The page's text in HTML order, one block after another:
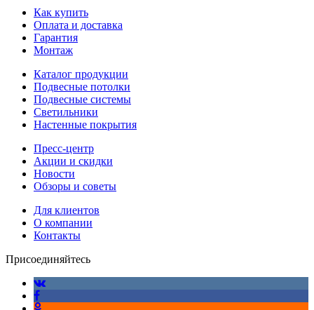
Как купить
Оплата и доставка
Гарантия
Монтаж
Каталог продукции
Подвесные потолки
Подвесные системы
Светильники
Настенные покрытия
Пресс-центр
Акции и скидки
Новости
Обзоры и советы
Для клиентов
О компании
Контакты
Присоединяйтесь